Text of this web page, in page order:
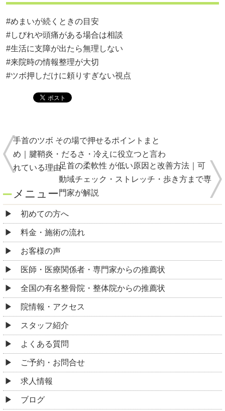
#めまいが続くときの目安
#しびれや頭痛がある場合は相談
#生活に支障が出たら無理しない
#来院時の情報整理が大切
#ツボ押しだけに頼りすぎない視点
手首のツボ その場で押せるポイントまと
め｜腱鞘炎・だるさ・冷えに役立つと言わ
れている理由足首の柔軟性 が低い原因と改善方法｜可
動域チェック・ストレッチ・歩き方まで専
門家が解説
メニュー
初めての方へ
料金・施術の流れ
お客様の声
医師・医療関係者・専門家からの推薦状
全国の有名整骨院・整体院からの推薦状
院情報・アクセス
スタッフ紹介
よくある質問
ご予約・お問合せ
求人情報
ブログ